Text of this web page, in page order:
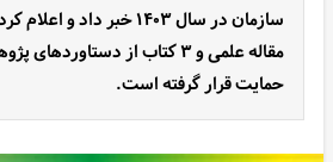
مقاله علمی و ۳ کتاب از
حمایت قرار گرفته است.